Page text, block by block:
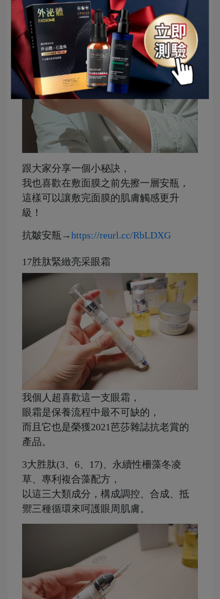
跟大家分享一個小秘訣，
我也喜歡在敷面膜之前先擦一層安瓶，
這樣可以讓敷完面膜的肌膚觸感更升
級！
抗皺安瓶→https://reurl.cc/RbLDXG
17胜肽緊緻亮采眼霜
我個人超喜歡這一支眼霜，
眼霜是保養流程中最不可缺的，
而且它也是榮獲2021芭莎雜誌抗老賞的
產品。
3大胜肽(3、6、17)、永續性柵藻冬凌
草、專利複合藻配方，
以這三大類成分，構成調控、合成、抵
禦三種循環來呵護眼周肌膚。